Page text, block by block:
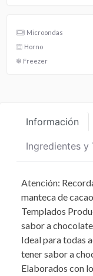
Microondas
Horno
Freezer
Información
Ingredientes y
Atención:
manteca de
Templados
sabor a
Ideal para todas
tener sabor a
Elaborados con